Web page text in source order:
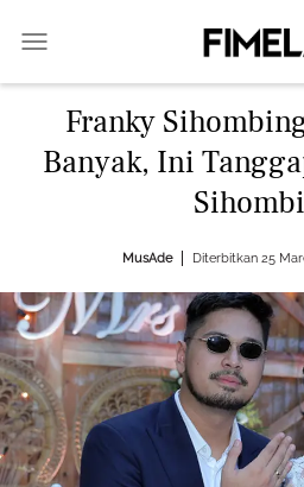
Franky
Banyak, Ini
MusAde Diterbitkan 25